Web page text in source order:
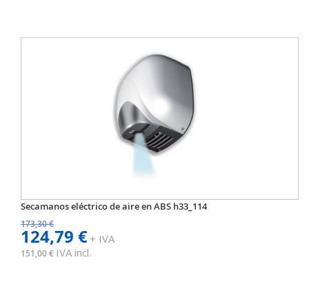
Secamanos eléctrico de aire en ABS h33_114
173,30 €
124,79 €+ IVA
151,00 € IVA incl.